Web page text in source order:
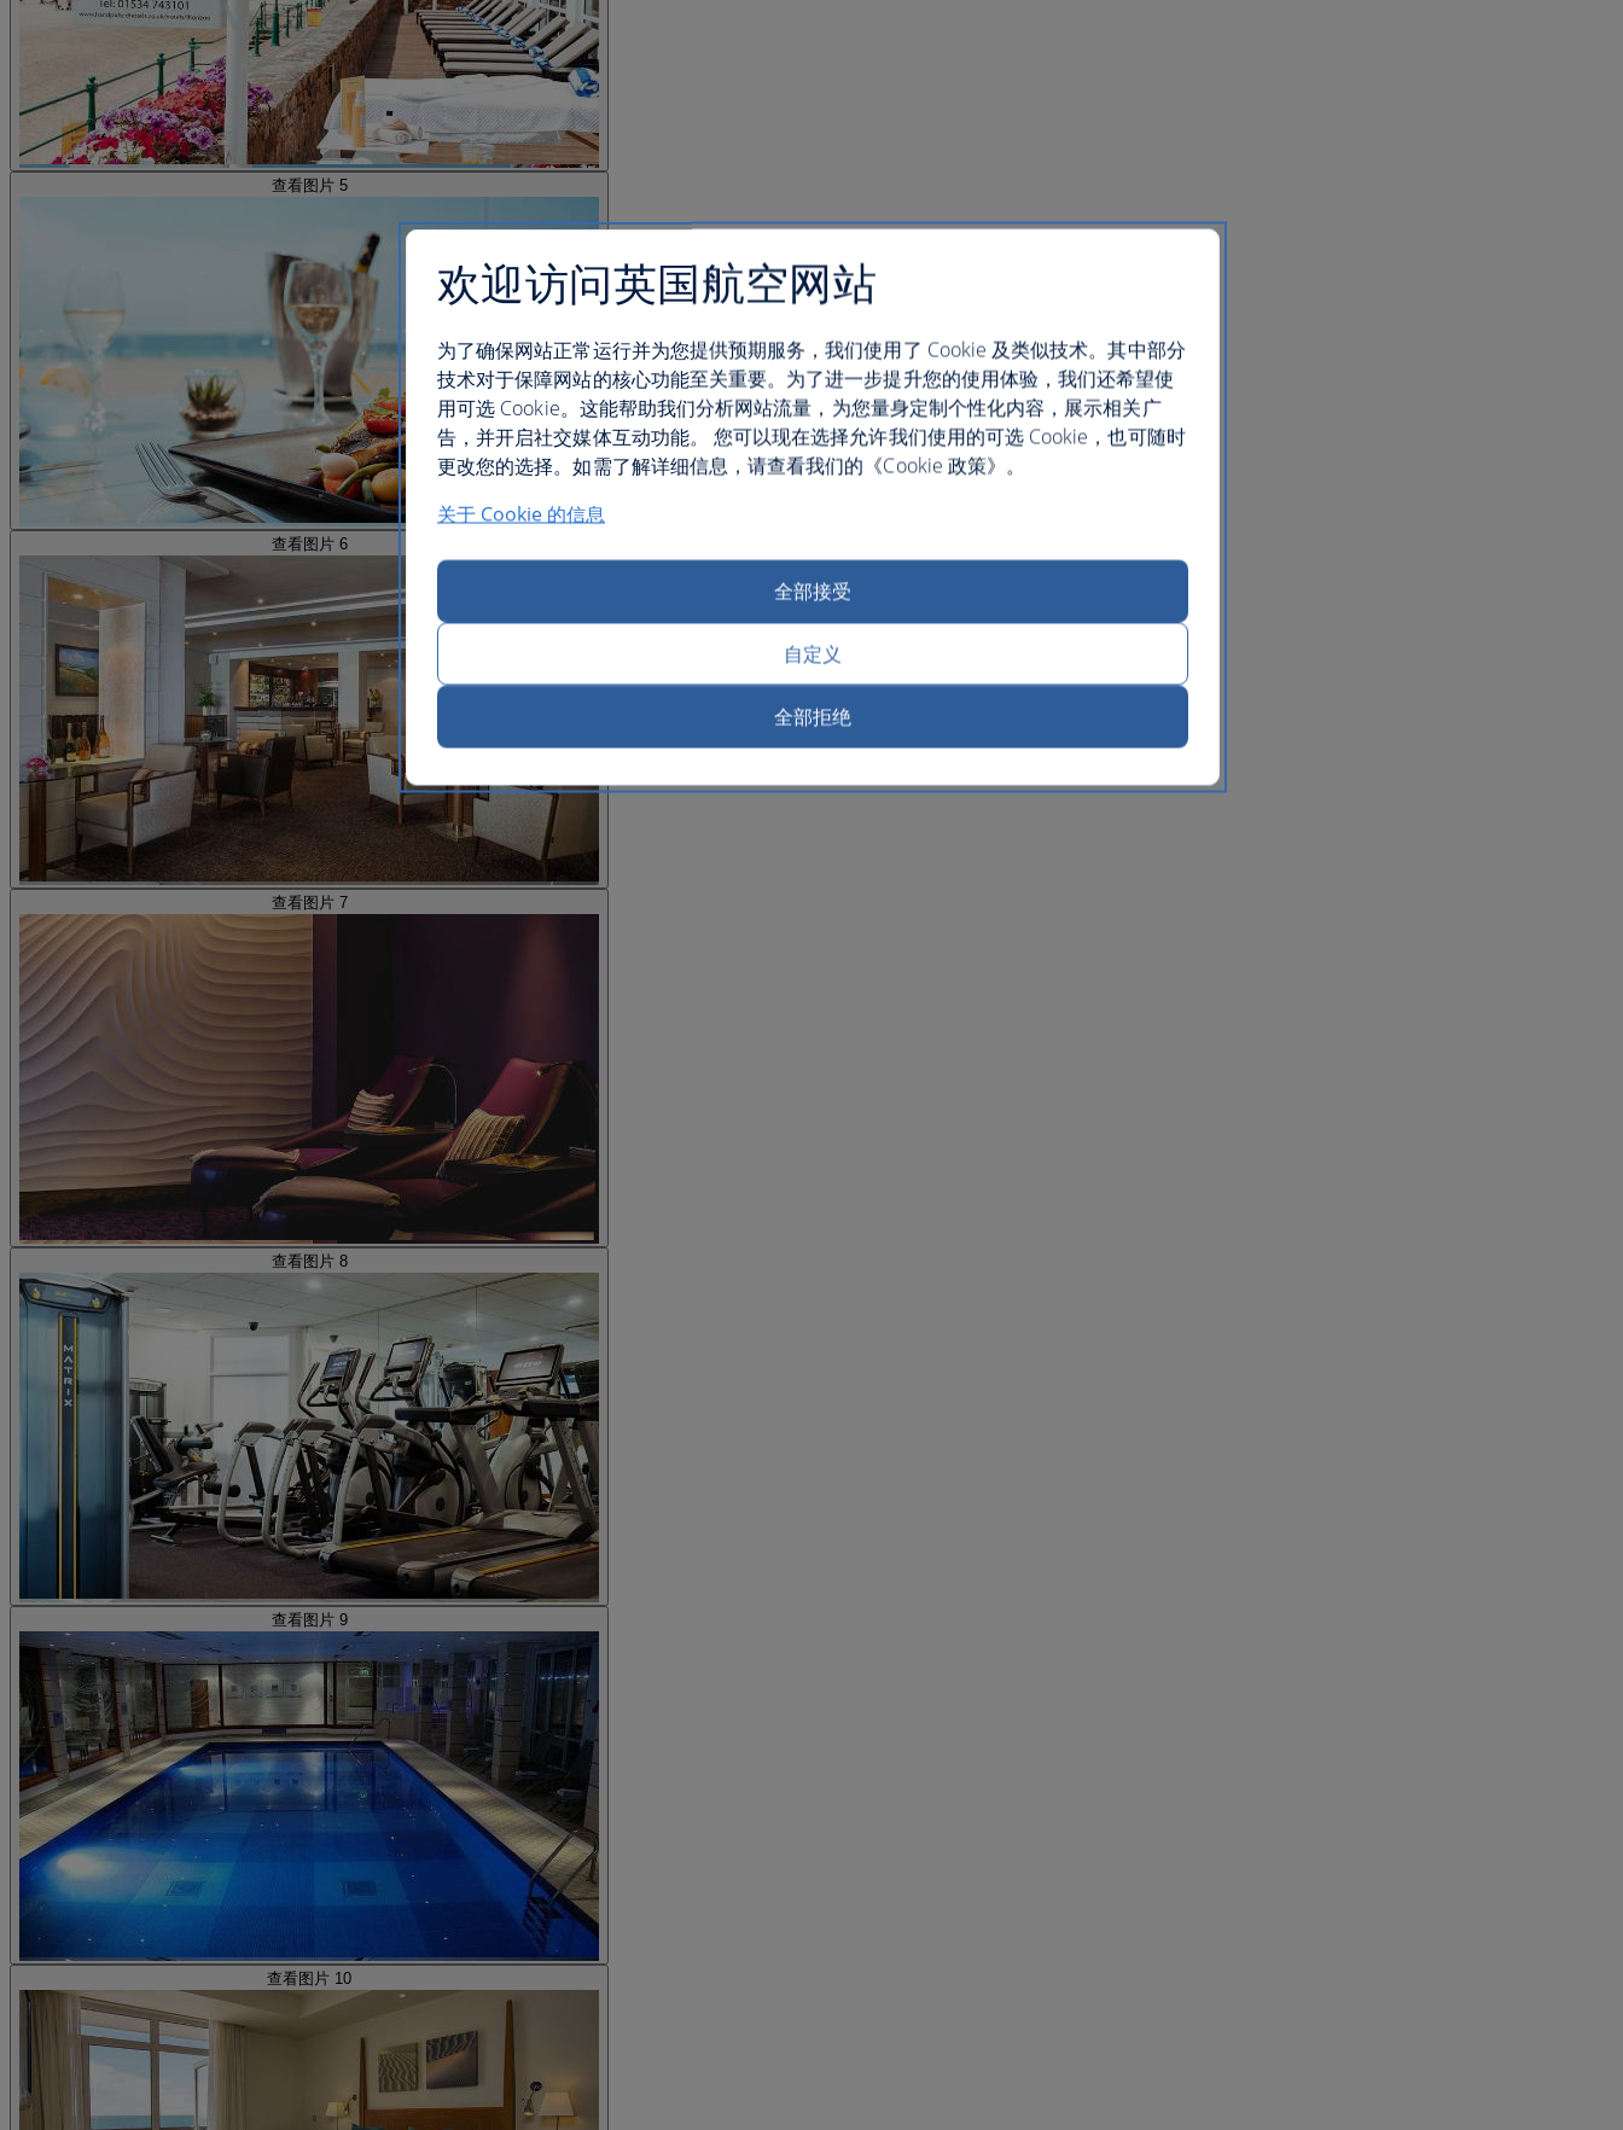
查看图片 5
查看图片 6
查看图片 7
查看图片 8
查看图片 9
查看图片 10
欢迎访问英国航空网站
为了确保网站正常运行并为您提供预期服务，我们使用了 Cookie 及类似技术。其中部分
技术对于保障网站的核心功能至关重要。为了进一步提升您的使用体验，我们还希望使
用可选 Cookie。这能帮助我们分析网站流量，为您量身定制个性化内容，展示相关广
告，并开启社交媒体互动功能。 您可以现在选择允许我们使用的可选 Cookie，也可随时
更改您的选择。如需了解详细信息，请查看我们的《Cookie 政策》。
关于 Cookie 的信息
全部接受
自定义
全部拒绝